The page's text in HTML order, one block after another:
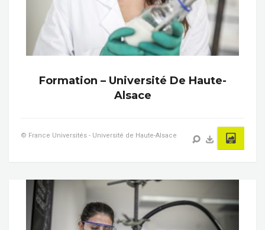
Formation – Université De Haute-
Alsace
© France Universités - Université de Haute-Alsace